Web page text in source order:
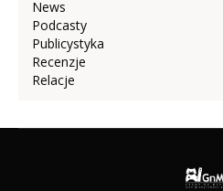
News
Podcasty
Publicystyka
Recenzje
Relacje